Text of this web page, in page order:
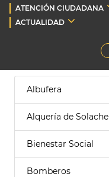
ATENCIÓN CIUDADANA
ACTUALIDAD
Albufera
Alquería de Solache
Bienestar Social
Bomberos